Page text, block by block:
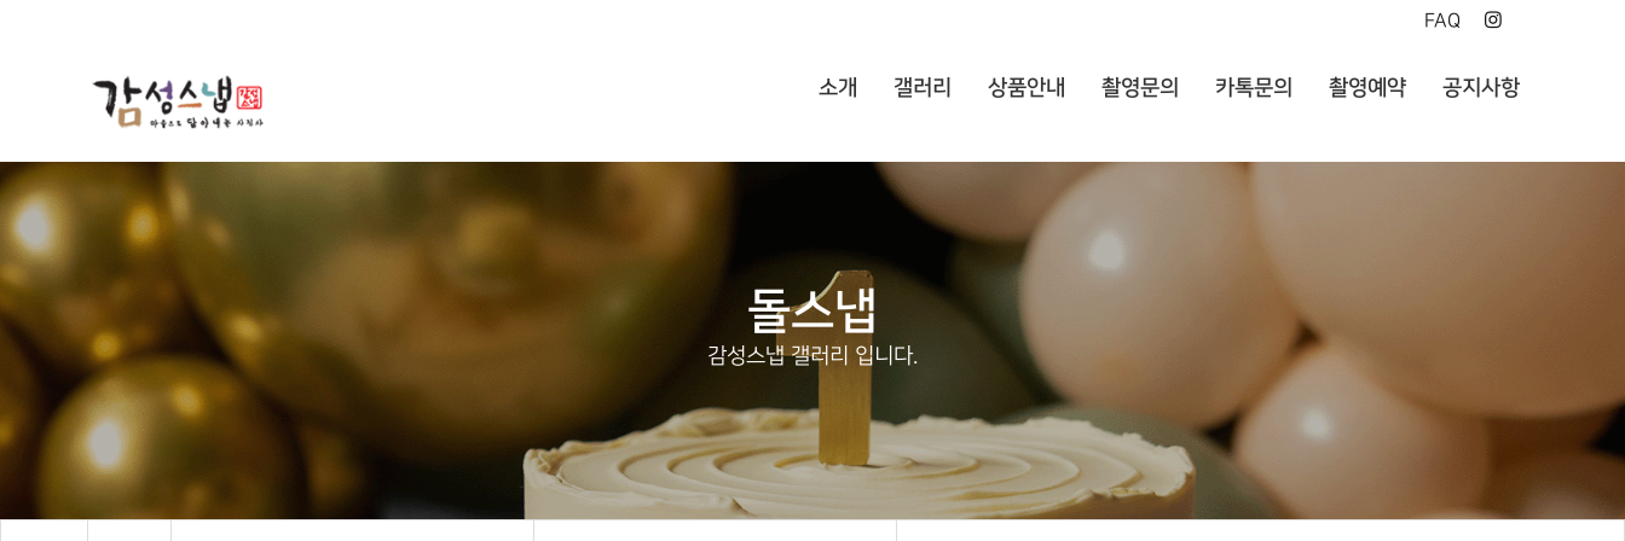
FAQ
소개 갤러리 상품안내 촬영문의 카톡문의 촬영예약 공지사항
돌스냅
감성스냅 갤러리 입니다.